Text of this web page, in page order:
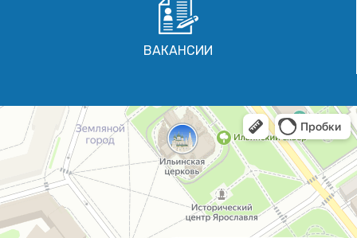
ВАКАНСИИ